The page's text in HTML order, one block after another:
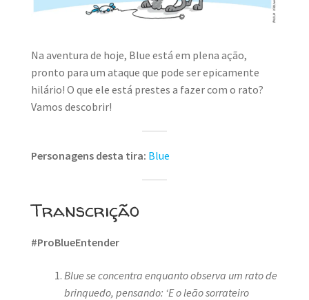
MINHA CONTA
CARRINHO
Search
Na aventura de hoje, Blue está em plena ação,
pronto para um ataque que pode ser epicamente
hilário! O que ele está prestes a fazer com o rato?
Vamos descobrir!
Personagens desta tira: Blue
Transcrição
#ProBlueEntender
Blue se concentra enquanto observa um rato de
brinquedo, pensando: ‘E o leão sorrateiro